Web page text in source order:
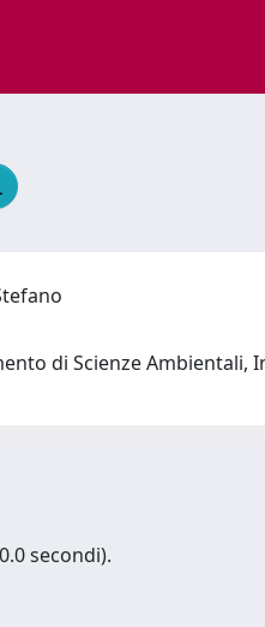
di Scienze Ambientali,
secondi).